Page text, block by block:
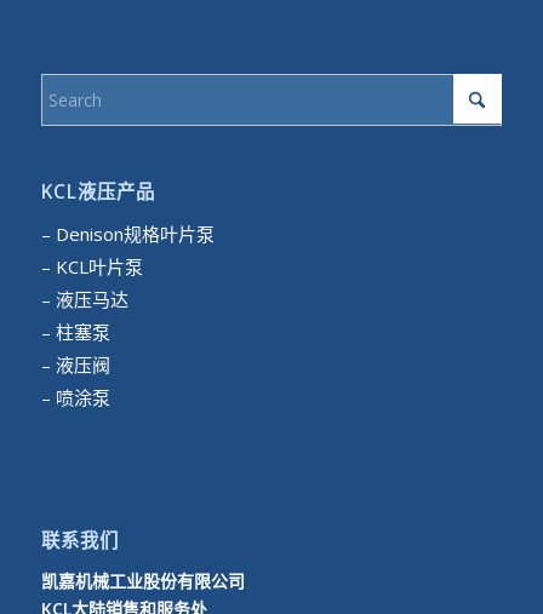
KCL液压产品
– Denison规格叶片泵
– KCL叶片泵
– 液压马达
– 柱塞泵
– 液压阀
– 喷涂泵
联系我们
凯嘉机械工业股份有限公司
KCL大陆销售和服务处